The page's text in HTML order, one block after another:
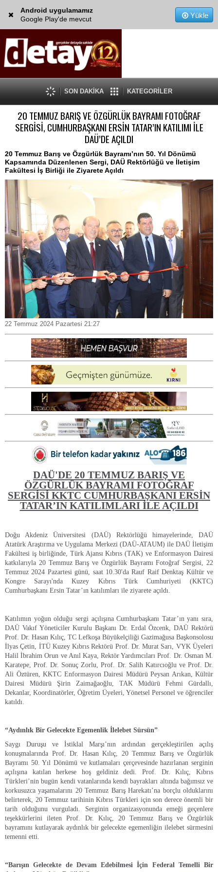
Android uygulamamız
Google Play'de mevcut
Yükle
SON DAKİKA KATEGORİLER
20 TEMMUZ BARIŞ VE ÖZGÜRLÜK BAYRAMI FOTOĞRAF
SERGİSİ, CUMHURBAŞKANI ERSİN TATAR’IN KATILIMI İLE
DAÜ’DE AÇILDI
20 Temmuz Barış ve Özgürlük Bayramı’nın 50. Yıl Dönümü
Kapsamında Düzenlenen Sergi, DAÜ Rektörlüğü ve İletişim
Fakültesi İş Birliği ile Ziyarete Açıldı
22 Temmuz 2024 Pazartesi 21:27
DAÜ'DE 20 TEMMUZ BARIŞ VE
ÖZGÜRLÜK BAYRAMI FOTOĞRAF
SERGİSİ KKTC CUMHURBAŞKANI ERSİN
TATAR’IN KATILIMLARI İLE AÇILDI
Doğu Akdeniz Üniversitesi (DAÜ) Rektörlüğü himayelerinde, DAÜ
Atatürk Araştırma ve Uygulama Merkezi (DAÜ-ATAUM) ile DAÜ İletişim
Fakültesi iş birliğinde, Türk Ajansı Kıbrıs (TAK) ve Enformasyon Dairesi
katkılarıyla 20 Temmuz Barış ve Özgürlük Bayramı Fotoğraf Sergisi, 22
Temmuz 2024 Pazartesi günü, saat 10.30'da Rauf Raif Denktaş Kültür ve
Kongre Sarayı'nda Kuzey Kıbrıs Türk Cumhuriyeti (KKTC)
Cumhurbaşkanı Ersin Tatar’ın katılımları ile ziyarete açıldı.
Katılımın yoğun olduğu sergi açılışına Cumhurbaşkanı Tatar’ın yanı sıra,
DAÜ Vakıf Yöneticiler Kurulu Başkanı Dr. Erdal Özcenk, DAÜ Rektörü
Prof. Dr. Hasan Kılıç, TC Lefkoşa Büyükelçiliği Gazimağusa Başkonsolosu
İlyas Çetin, İTÜ Kuzey Kıbrıs Rektörü Prof. Dr. Murat Sarı, VYK Üyeleri
Halil İbrahim Orun ve Anıl Kaya, Rektör Yardımcıları Prof. Dr. Osman M.
Karatepe, Prof. Dr. Sonuç Zorlu, Prof. Dr. Salih Katırcıoğlu ve Prof. Dr.
Ali Öztüren, KKTC Enformasyon Dairesi Müdürü Peysan Arıkan, Kültür
Dairesi Müdürü Şirin Zaimağaoğlu, TAK Müdürü Fehmi Gürdallı,
Dekanlar, Koordinatörler, Öğretim Üyeleri, Yönetsel Personel ve öğrenciler
katıldı.
“Aydınlık Bir Gelecekte Egemenlik İlelebet Sürsün”
Saygı Duruşu ve İstiklal Marşı’nın ardından gerçekleştirilen açılış
konuşmalarında Prof. Dr. Hasan Kılıç, 20 Temmuz Barış ve Özgürlük
Bayramı 50. Yıl Dönümü ve kutlamaları çerçevesinde hazırlanan serginin
açılışına katılan herkese hoş geldiniz dedi. Prof. Dr. Kılıç, Kıbrıs
Türkleri’nin bugün kendi vatanlarında kendi bayrakları altında bağımsız ve
korkusuzca yaşamalarını 20 Temmuz Barış Harekatı’na borçlu olduklarını
belirterek, 20 Temmuz tarihinin Kıbrıs Türkleri için son derece önemli bir
tarih olduğunu vurguladı. Serginin organizasyonunda emeği geçenlere
teşekkürlerini ileten Prof. Dr. Kılıç, 20 Temmuz Barış ve Özgürlük
bayramını kutlayarak aydınlık bir gelecekte egemenliğin ilelebet sürmesini
temenni etti.
“Barışın Gelecekte de Devam Edebilmesi İçin Federal Temelli Bir